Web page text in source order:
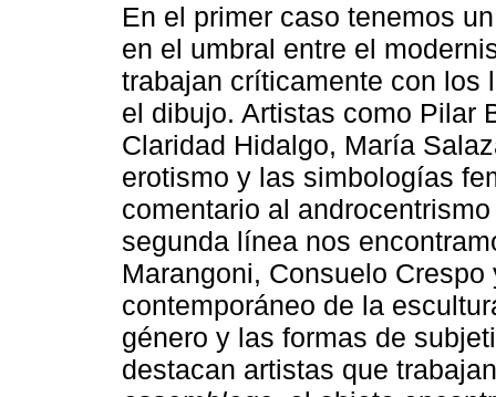
En el primer caso tenemos
en el umbral entre el
trabajan críticamente con los
el dibujo. Artistas como Pilar
Claridad Hidalgo, María
erotismo y las simbologías
comentario al
segunda línea nos
Marangoni, Consuelo
contemporáneo de la
género y las formas de
destacan artistas que